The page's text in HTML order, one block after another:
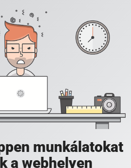
munkálatokat
a webhelyen